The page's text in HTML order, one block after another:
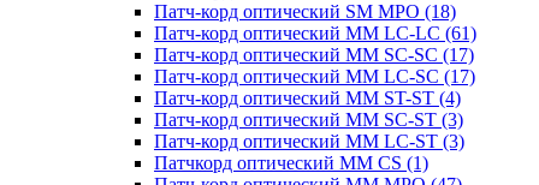
Патч-корд оптический SM MPO (18)
Патч-корд оптический MM LC-LC (61)
Патч-корд оптический MM SC-SC (17)
Патч-корд оптический MM LC-SC (17)
Патч-корд оптический MM ST-ST (4)
Патч-корд оптический MM SC-ST (3)
Патч-корд оптический MM LC-ST (3)
Патчкорд оптический MM CS (1)